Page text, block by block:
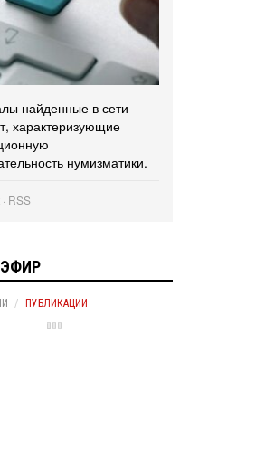
найденные в сети
характеризующие
нумизматики.
RSS
ПУБЛИКАЦИИ